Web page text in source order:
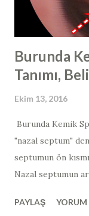
Burunda
Tanımı,
Ekim 13, 2016
Burunda Kemik
"nazal septum"
septumun ön
Nazal septumun
spur formasyonu"
PAYLAŞ